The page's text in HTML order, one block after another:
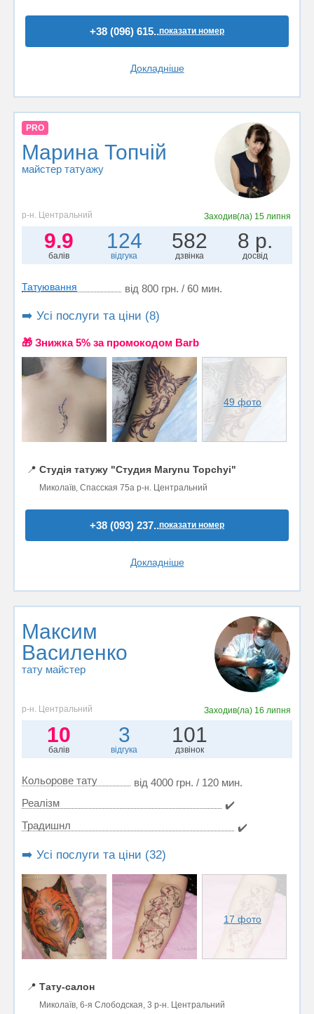
+38 (096) 615..показати номер
Докладніше
PRO
Марина Топчій
майстер татуажу
р-н. Центральний Заходив(ла) 15 липня
9.9
балів
124
відгука
582
дзвінка
8 р.
досвід
Татуювання від 800 грн. / 60 мин.
➡️ Усі послуги та ціни (8)
🎁 Знижка 5% за промокодом Barb
49 фото
📍 Студія татужу "Студия Marynu Topchyi"
Миколаїв, Спасская 75а р-н. Центральний
+38 (093) 237..показати номер
Докладніше
Максим
Василенко
тату майстер
р-н. Центральний Заходив(ла) 16 липня
10
балів
3
відгука
101
дзвінок
Кольорове тату
від 4000 грн. / 120 мин.
Реалізм
✔️
Традишнл
✔️
➡️ Усі послуги та ціни (32)
17 фото
📍 Тату-салон
Миколаїв, 6-я Слободская, 3 р-н. Центральний